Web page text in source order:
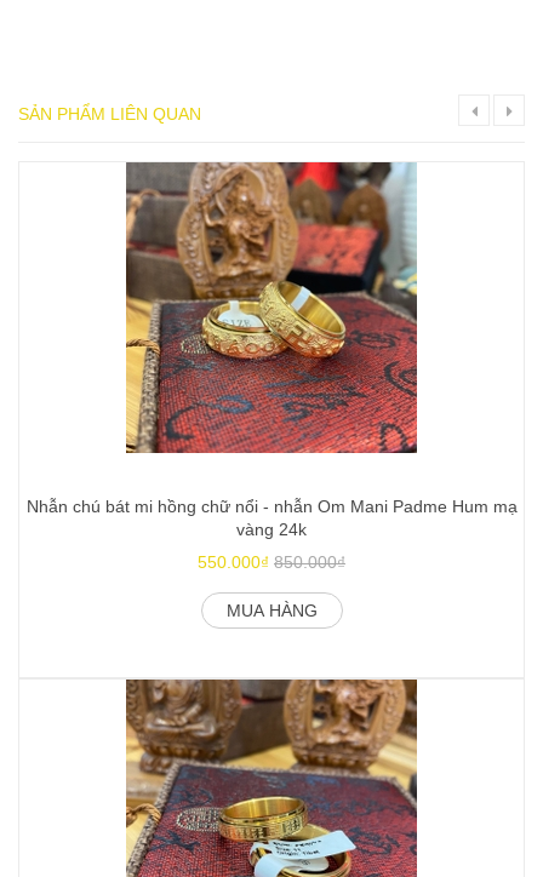
SẢN PHẨM LIÊN QUAN
Nhẫn chú bát mi hồng chữ nổi - nhẫn Om Mani Padme Hum mạ
vàng 24k
550.000₫ 850.000₫
MUA HÀNG